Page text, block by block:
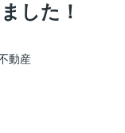
した！
動産